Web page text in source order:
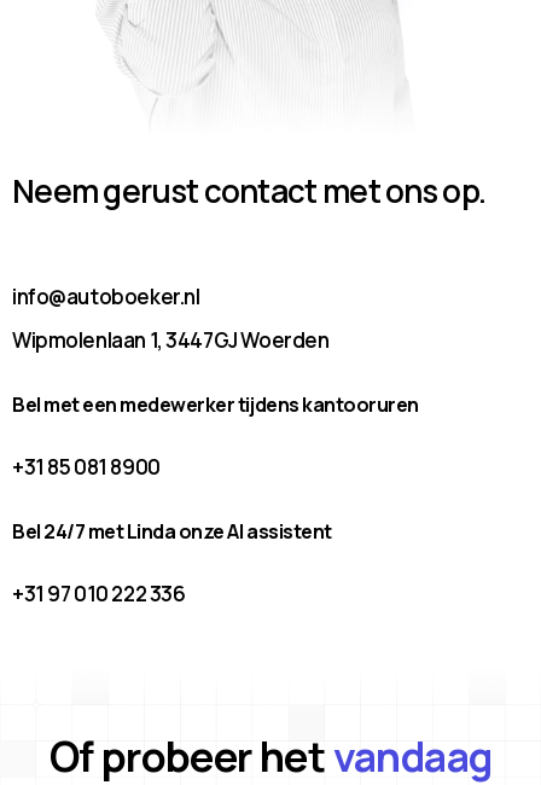
Neem gerust contact met ons op.
info@autoboeker.nl
Wipmolenlaan 1, 3447GJ Woerden
Bel met een medewerker tijdens kantooruren
+31 85 081 8900
Bel 24/7 met Linda onze AI assistent
+31 97 010 222 336
Of probeer hetvandaag